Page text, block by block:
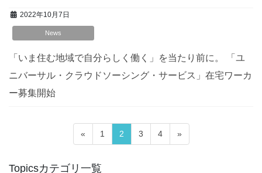
2022年10月7日
News
「いま住む地域で自分らしく働く」を当たり前に。 「ユ
ニバーサル・クラウドソーシング・サービス」在宅ワーカ
ー募集開始
ナ
«
固
定
1
固
定
2
固
定
3
固
定
4 »
Topicsカテゴリ一覧